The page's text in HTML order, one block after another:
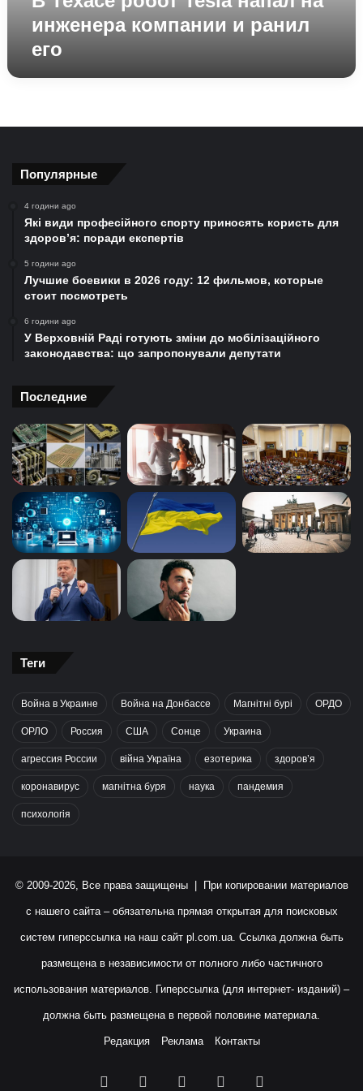
инженера компании и ранил
его
Популярные
4 години ago
Які види професійного спорту приносять користь для
здоров’я: поради експертів
5 години ago
Лучшие боевики в 2026 году: 12 фильмов, которые
стоит посмотреть
6 години ago
У Верховній Раді готують зміни до мобілізаційного
законодавства: що запропонували депутати
Последние
Теги
Война в Украине Война на Донбассе Магнітні бурі ОРДО
ОРЛО Россия США Сонце Украина
агрессия России війна Україна езотерика здоров’я
коронавирус магнітна буря наука пандемия
психологія
© 2009-2026, Все права защищены | При копировании материалов
с нашего сайта – обязательна прямая открытая для поисковых
систем гиперссылка на наш сайт pl.com.ua. Ссылка должна быть
размещена в независимости от полного либо частичного
использования материалов. Гиперссылка (для интернет- изданий) –
должна быть размещена в первой половине материала.
Редакция Реклама Контакты
Facebook YouTubeInstagram